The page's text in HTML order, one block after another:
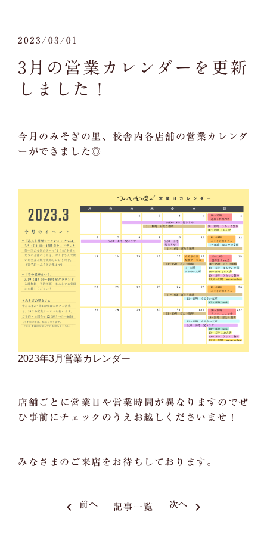
2023/03/01
3月の営業カレンダーを更新
しました！
今月のみそぎの里、校舎内各店舗の営業カレンダ
ーができました◎
2023年3月営業カレンダー
店舗ごとに営業日や営業時間が異なりますのでぜ
ひ事前にチェックのうえお越しくださいませ！
みなさまのご来店をお待ちしております。
keyboard_arrow_left 前へ 記事一覧 次へ keyboard_arrow_right